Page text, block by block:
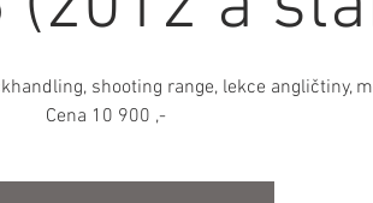
shooting range, lekce angličtiny,
Cena 10 900 ,-